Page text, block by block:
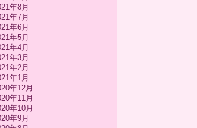
年8月
年7月
年6月
年5月
年4月
年3月
年2月
年1月
年12月
年11月
年10月
年9月